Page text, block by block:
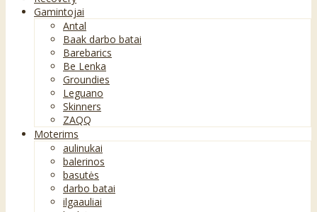
Gamintojai
Antal
Baak darbo batai
Barebarics
Be Lenka
Groundies
Leguano
Skinners
ZAQQ
Moterims
aulinukai
balerinos
basutės
darbo batai
ilgaauliai